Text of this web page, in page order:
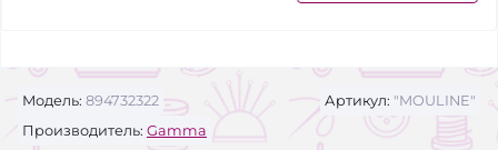
Модель: 894732322 Артикул: "MOULINE"
Производитель: Gamma